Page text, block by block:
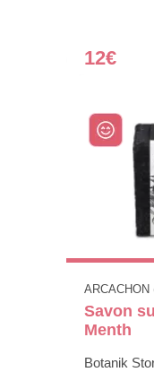
12€
ARCACHON
Savon
Menth
Botanik